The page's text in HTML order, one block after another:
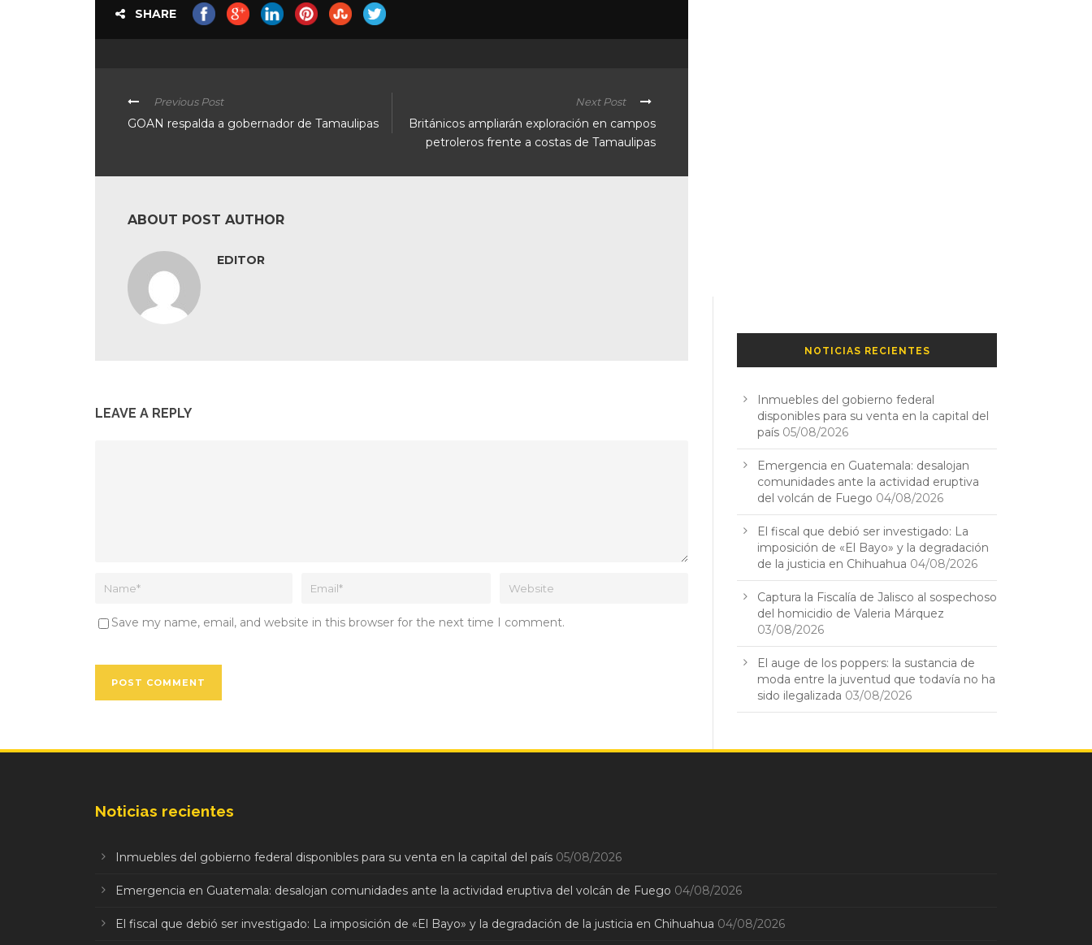
SHARE
Previous Post
GOAN respalda a gobernador de Tamaulipas
Next Post
Británicos ampliarán exploración en campos
petroleros frente a costas de Tamaulipas
ABOUT POST AUTHOR
EDITOR
LEAVE A REPLY
Save my name, email, and website in this browser for the next time I comment.
NOTICIAS RECIENTES
Inmuebles del gobierno federal
disponibles para su venta en la capital del
país 05/08/2026
Emergencia en Guatemala: desalojan
comunidades ante la actividad eruptiva
del volcán de Fuego 04/08/2026
El fiscal que debió ser investigado: La
imposición de «El Bayo» y la degradación
de la justicia en Chihuahua 04/08/2026
Captura la Fiscalía de Jalisco al sospechoso
del homicidio de Valeria Márquez
03/08/2026
El auge de los poppers: la sustancia de
moda entre la juventud que todavía no ha
sido ilegalizada 03/08/2026
Noticias recientes
Inmuebles del gobierno federal disponibles para su venta en la capital del país 05/08/2026
Emergencia en Guatemala: desalojan comunidades ante la actividad eruptiva del volcán de Fuego 04/08/2026
El fiscal que debió ser investigado: La imposición de «El Bayo» y la degradación de la justicia en Chihuahua 04/08/2026